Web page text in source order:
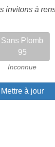
invitons à
Sans Plomb
95
Inconnue
Mettre à jour